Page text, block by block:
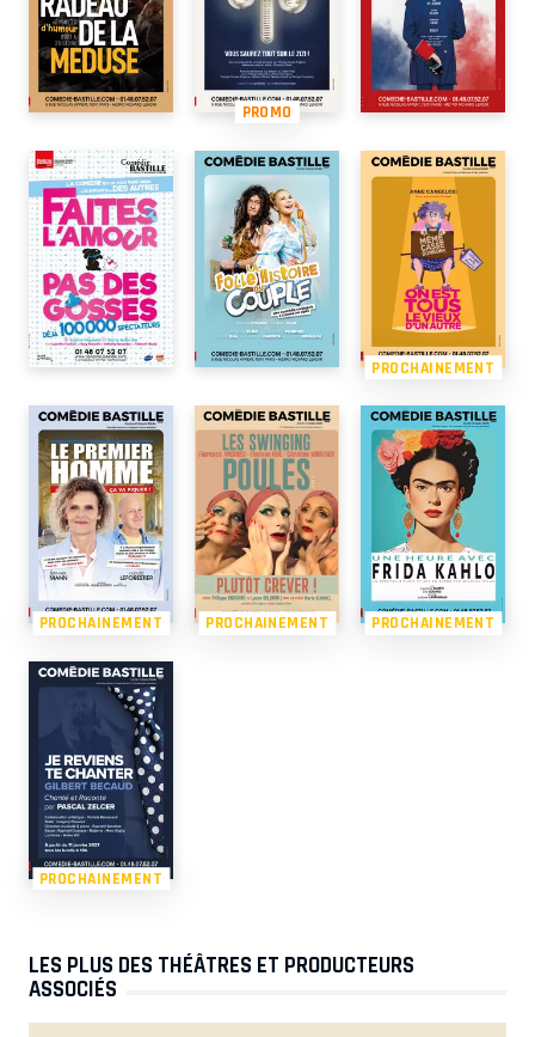
PROMO
PROCHAINEMENT
PROCHAINEMENT PROCHAINEMENT PROCHAINEMENT
PROCHAINEMENT
LES PLUS DES THÉÂTRES ET PRODUCTEURS
ASSOCIÉS